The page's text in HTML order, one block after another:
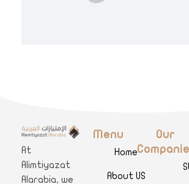
A
limtiyazat Alarabia
At
Alimtiyazat
Alarabia, we
Menu
Home
About US
Our